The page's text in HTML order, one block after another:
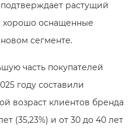
растущий
хорошо оснащенные
сегменте.
часть покупателей
году составили
возраст клиентов бренда
(35,23%) и от 30 до 40 лет